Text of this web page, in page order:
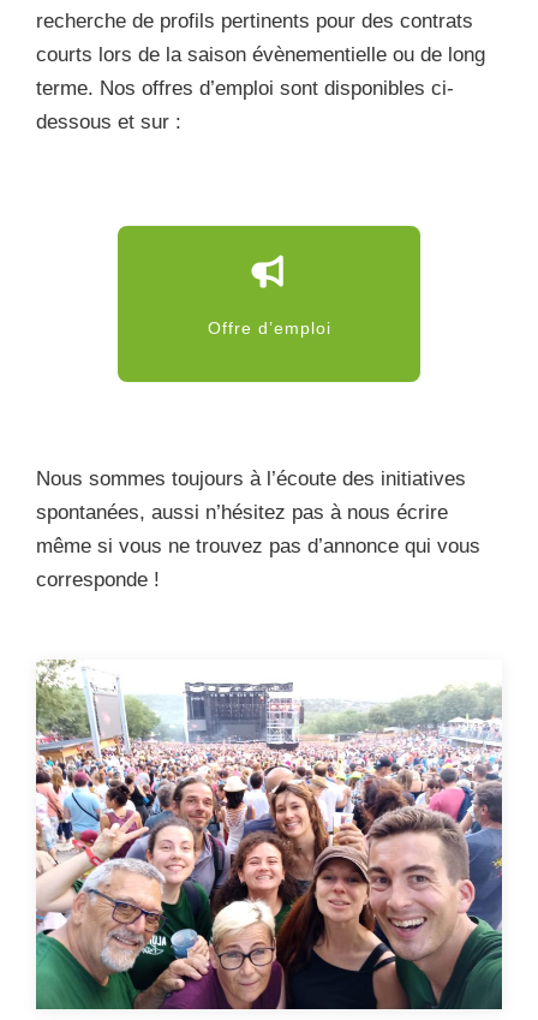
recherche de profils pertinents pour des contrats
courts lors de la saison évènementielle ou de long
terme. Nos offres d’emploi sont disponibles ci-
dessous et sur :
Offre d’emploi
Nous sommes toujours à l’écoute des initiatives
spontanées, aussi n’hésitez pas à nous écrire
même si vous ne trouvez pas d’annonce qui vous
corresponde !